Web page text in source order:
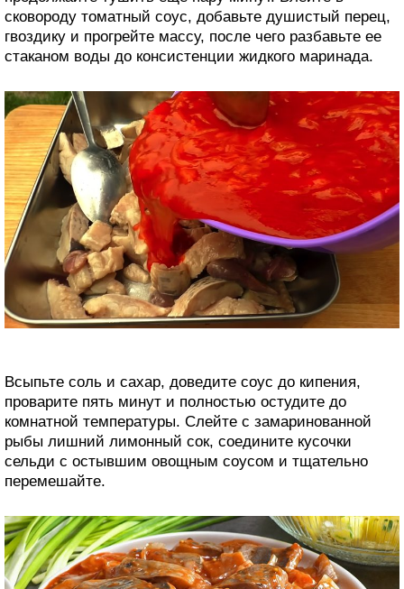
сковороду томатный соус, добавьте душистый перец,
гвоздику и прогрейте массу, после чего разбавьте ее
стаканом воды до консистенции жидкого маринада.
Всыпьте соль и сахар, доведите соус до кипения,
проварите пять минут и полностью остудите до
комнатной температуры. Слейте с замаринованной
рыбы лишний лимонный сок, соедините кусочки
сельди с остывшим овощным соусом и тщательно
перемешайте.